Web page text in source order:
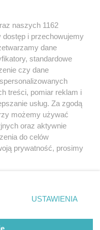
kamienice.
8
korzystania z portali
sięz nami
naszych 1162
i przechowujemy
dane
standardowe
czy dane
treści, pomiar reklam i
usług. Za zgodą
możemy używać
oraz aktywnie
do celów
prywatność, prosimy
dolnym rogu strony
danych nie wymagają
sprzeciwić się
będą miały
USTAWIENIA